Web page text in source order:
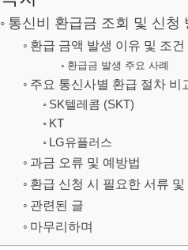
통신비 환급금 조회 및 신청
환급 금액 발생 이유 및 조건
환급금 발생 주요 사례
주요 통신사별 환급 절차 비
SK텔레콤 (SKT)
KT
LG유플러스
과금 오류 및 예방법
환급 신청 시 필요한 서류 및
관련된 글
마무리하며